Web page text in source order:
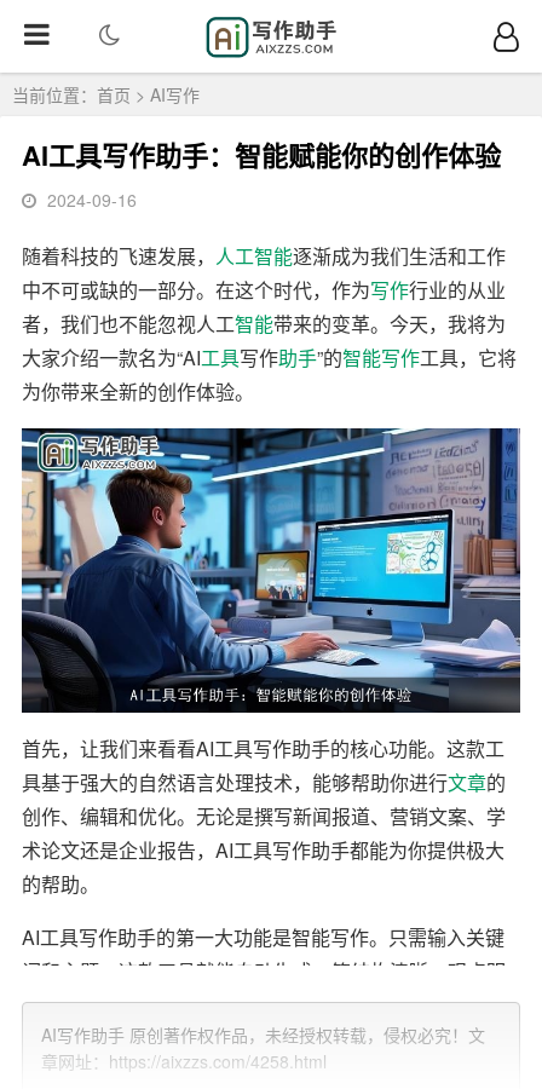
当前位置： 首页 > AI写作
AI工具写作助手：智能赋能你的创作体验
2024-09-16
随着科技的飞速发展， 人工智能逐渐成为我们生活和工作
中不可或缺的一部分。在这个时代，作为写作行业的从业
者，我们也不能忽视人工智能带来的变革。今天，我将为
大家介绍一款名为“AI工具写作助手”的智能写作工具，它将
为你带来全新的创作体验。
首先，让我们来看看AI工具写作助手的核心功能。这款工
具基于强大的自然语言处理技术，能够帮助你进行文章的
创作、编辑和优化。无论是撰写新闻报道、营销文案、学
术论文还是企业报告，AI工具写作助手都能为你提供极大
的帮助。
AI工具写作助手的第一大功能是智能写作。只需输入关键
词和主题，这款工具就能自动生成一篇结构清晰、观点明
确的文章。这对于那些时间紧迫或者写作能力有限的用户
来说，无疑是一个极大的福音。此外，AI工具写作助手还
能根据用户的需求，进行文章风格的调整，使得文章更符
AI写作助手 原创著作权作品，未经授权转载，侵权必究！文
章网址：https://aixzzs.com/4258.html